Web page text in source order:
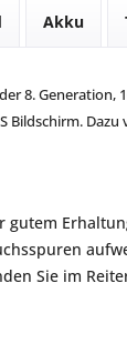
Akku
8. Generation,
Bildschirm.
gutem
Sie im